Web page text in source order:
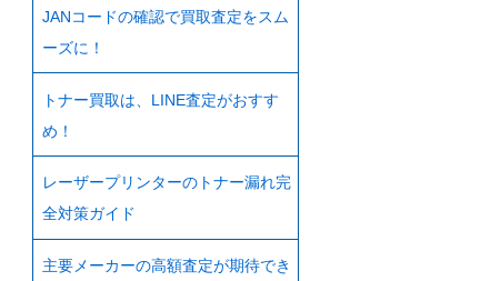
JANコードの確認で買取査定をスム
ーズに！
トナー買取は、LINE査定がおすす
め！
レーザープリンターのトナー漏れ完
全対策ガイド
主要メーカーの高額査定が期待でき